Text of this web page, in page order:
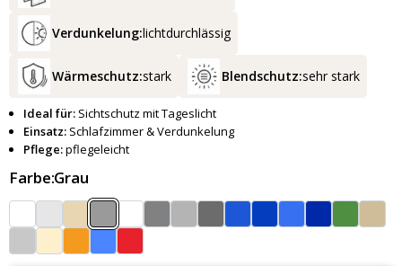
Verdunkelung:lichtdurchlässig
Wärmeschutz:stark Blendschutz:sehr stark
Ideal für: Sichtschutz mit Tageslicht
Einsatz: Schlafzimmer & Verdunkelung
Pflege:pflegeleicht
Farbe:Grau